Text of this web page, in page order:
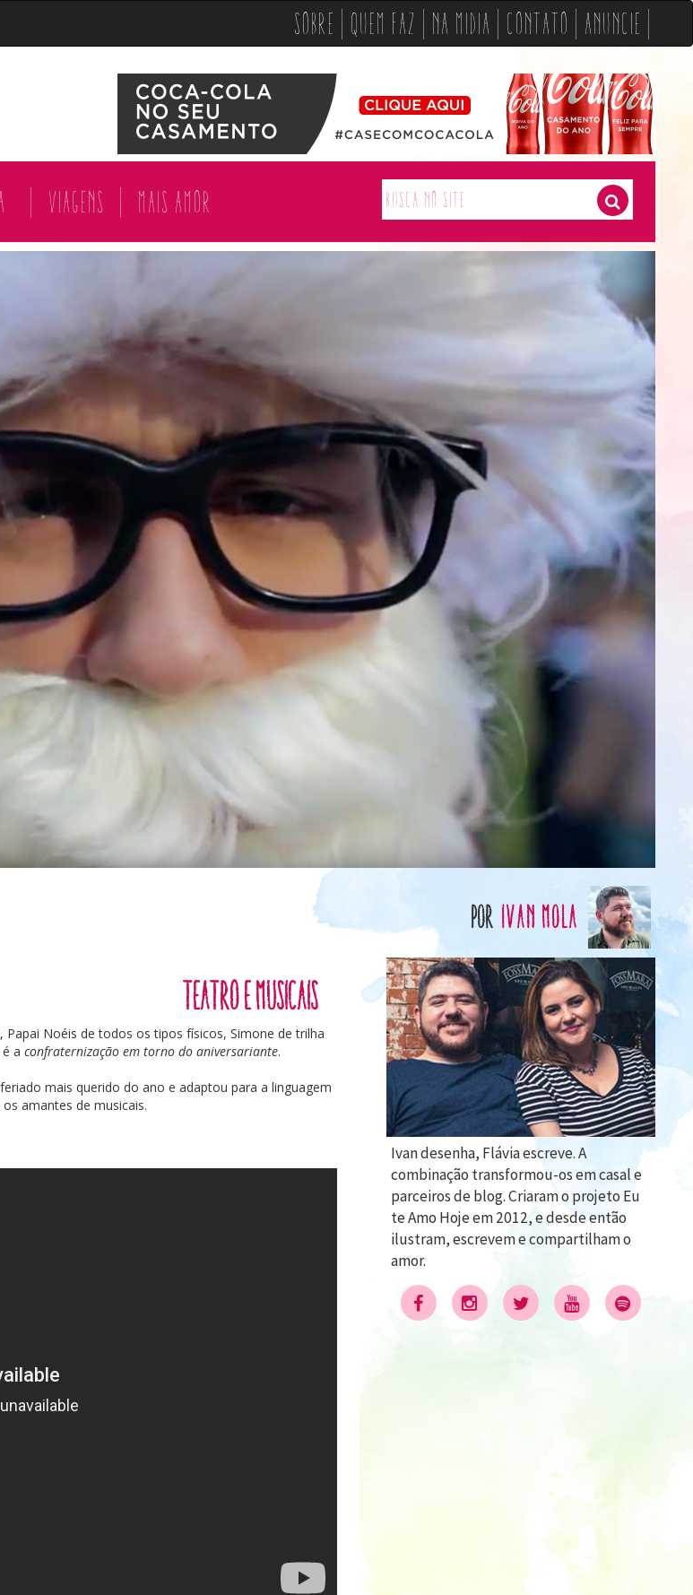
Sobre Quem Faz Na Midia Contato Anuncie
| Viagens | Mais amor
por Ivan Mola
Teatro e Musicais
Noéis de todos os tipos físicos, Simone de trilha
a confraternização em torno do aniversariante.
mais querido do ano e adaptou para a linguagem
amantes de musicais.
Ivan desenha, Flávia escreve. A
combinação transformou-os em casal e
parceiros de blog. Criaram o projeto Eu
te Amo Hoje em 2012, e desde então
ilustram, escrevem e compartilham o
amor.